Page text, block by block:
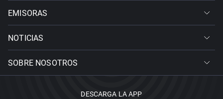
EMISORAS
NOTICIAS
SOBRE NOSOTROS
DESCARGA LA APP